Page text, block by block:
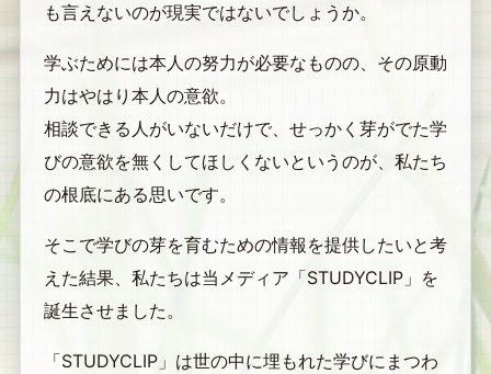
も言えないのが現実ではないでしょうか。
学ぶためには本人の努力が必要なものの、その原動
力はやはり本人の意欲。
相談できる人がいないだけで、せっかく芽がでた学
びの意欲を無くしてほしくないというのが、私たち
の根底にある思いです。
そこで学びの芽を育むための情報を提供したいと考
えた結果、私たちは当メディア「STUDYCLIP」を
誕生させました。
「STUDYCLIP」は世の中に埋もれた学びにまつわ